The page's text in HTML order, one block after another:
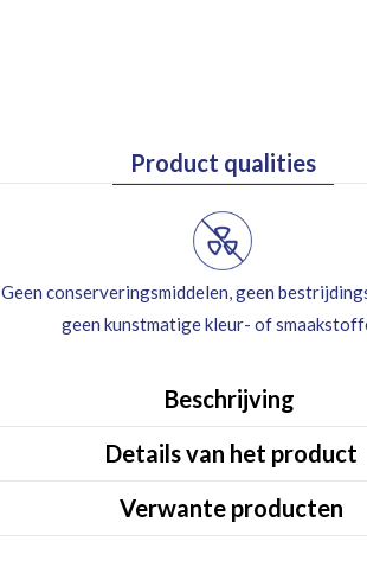
Product qualities
Geen conserveringsmiddelen, geen
geen kunstmatige kleur- of
Beschrijving
Details van het product
Verwante producten